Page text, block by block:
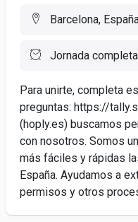
Barcelona,
Jornada completa
Para unirte, completa
preguntas: https://
(hoply.es) buscamos
con nosotros. Somos
más fáciles y rápidas
España. Ayudamos a
permisos y otros